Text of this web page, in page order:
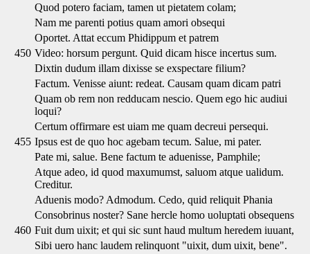
Quod potero faciam, tamen ut pietatem colam;
Nam me parenti potius quam amori obsequi
Oportet. Attat eccum Phidippum et patrem
450 Video: horsum pergunt. Quid dicam hisce incertus sum.
Dixtin dudum illam dixisse se exspectare filium?
Factum. Venisse aiunt: redeat. Causam quam dicam patri
Quam ob rem non redducam nescio. Quem ego hic audiui
loqui?
Certum offirmare est uiam me quam decreui persequi.
455 Ipsus est de quo hoc agebam tecum. Salue, mi pater.
Pate mi, salue. Bene factum te aduenisse, Pamphile;
Atque adeo, id quod maxumumst, saluom atque ualidum.
Creditur.
Aduenis modo? Admodum. Cedo, quid reliquit Phania
Consobrinus noster? Sane hercle homo uoluptati obsequens
460 Fuit dum uixit; et qui sic sunt haud multum heredem iuuant,
Sibi uero hanc laudem relinquont "uixit, dum uixit, bene".